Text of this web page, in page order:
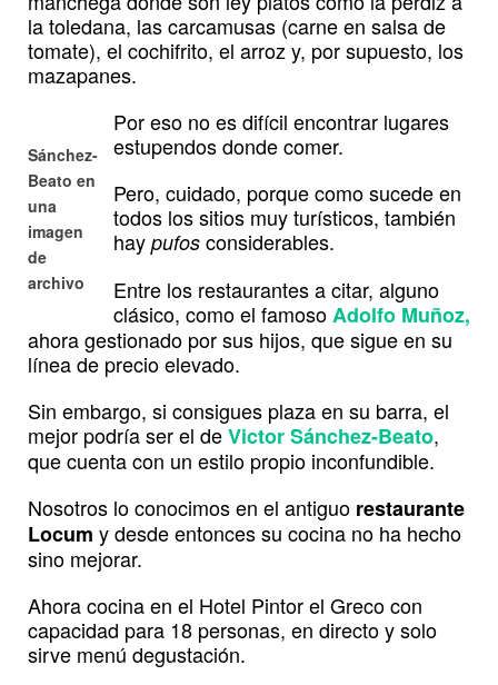
la toledana, las carcamusas (carne en salsa de
tomate), el cochifrito, el arroz y, por supuesto, los
mazapanes.
Sánchez-
Beato en
una
imagen
de
archivo
Por eso no es difícil encontrar lugares
estupendos donde comer.
Pero, cuidado, porque como sucede en
todos los sitios muy turísticos, también
hay pufos considerables.
Entre los restaurantes a citar, alguno
clásico, como el famosoAdolfo Muñoz,
ahora gestionado por sus hijos, que sigue en su
línea de precio elevado.
Sin embargo, si consigues plaza en su barra, el
mejor podría ser el deVictor Sánchez-Beato,
que cuenta con un estilo propio inconfundible.
Nosotros lo conocimos en el antiguo restaurante
Locum y desde entonces su cocina no ha hecho
sino mejorar.
Ahora cocina en el Hotel Pintor el Greco con
capacidad para 18 personas, en directo y solo
sirve menú degustación.